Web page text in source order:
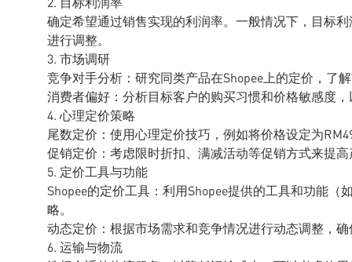
确定希望通过销售实现的利润率。一般情况下，目标
进行调整。
3. 市场调研
竞争对手分析：研究同类产品在Shopee上的定价，了
消费者偏好：分析目标客户的购买习惯和价格敏感度
4. 心理定价策略
尾数定价：使用心理定价技巧，例如将价格设定为
促销定价：考虑限时折扣、满减活动等促销方式来提
5. 定价工具与功能
Shopee的定价工具：利用Shopee提供的工具和功能
略。
动态定价：根据市场需求和竞争情况进行动态调整，
6. 运输与物流